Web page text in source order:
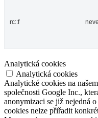
rc::f
Analytická cookies
Analytická cookies
Analytické cookies na
společnosti Google Inc.,
anonymizaci se již nejedná
cookies nelze přiřadit